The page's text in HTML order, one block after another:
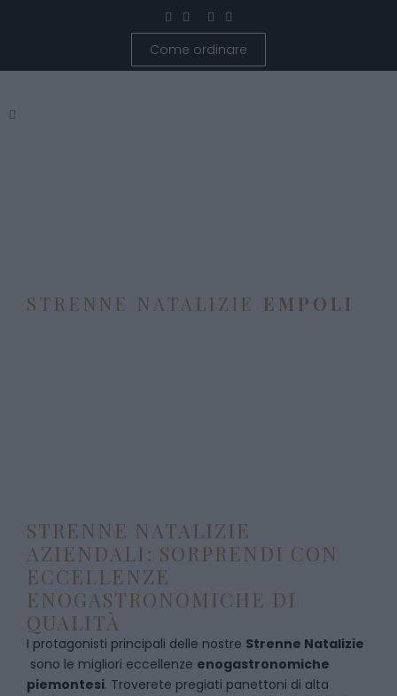
Come ordinare
STRENNE NATALIZIE EMPOLI
STRENNE NATALIZIE
AZIENDALI: SORPRENDI CON
ECCELLENZE
ENOGASTRONOMICHE DI
QUALITÀ
I protagonisti principali delle nostre Strenne Natalizie
sono le migliori eccellenze enogastronomiche
piemontesi. Troverete pregiati panettoni di alta